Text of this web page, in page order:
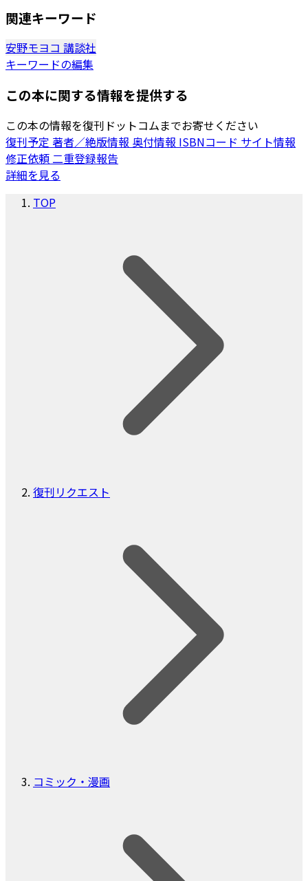
関連キーワード
安野モヨコ 講談社
キーワードの編集
この本に関する情報を提供する
この本の情報を復刊ドットコムまでお寄せください
復刊予定 著者／絶版情報 奥付情報 ISBNコード サイト情報
修正依頼 二重登録報告
詳細を見る
TOP
復刊リクエスト
コミック・漫画